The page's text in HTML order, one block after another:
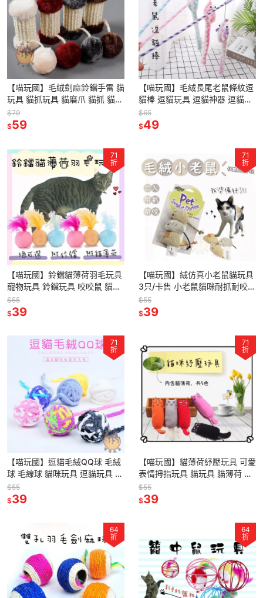
【喵玩國】毛絨劍麻鈴鐺手雷 貓
玩具 貓抓玩具 貓磨爪 貓抓 貓抓
球 貓抓板 貓紓壓玩具 逗貓玩具
羽毛玩具 球玩具
$79
$59
【喵玩國】毛絨長尾老鼠條紋逗
貓棒 逗貓玩具 逗貓神器 逗貓棒
釣竿逗貓棒
$65
$49
71
折
【喵玩國】鈴鐺貓薄荷羽毛玩具
寵物玩具 鈴鐺玩具 咬咬鼠 貓薄
荷玩具 貓草玩具 貓玩具 貓草包
貓薄荷抱枕 貓薄荷
$55
$39
71
折
【喵玩國】絨仿真小老鼠貓玩具
3只/卡售 小老鼠貓咪耐抓耐咬互
動玩具 貓玩具 寵物啃咬玩具 寵
物玩具 逗貓玩具
$55
$39
71
折
【喵玩國】逗貓毛絨QQ球 毛絨
球 毛線球 貓咪玩具 逗貓玩具 貓
玩具 逗貓球
$55
$39
71
折
【喵玩國】貓薄荷紓壓玩具 可愛
表情拇指玩具 貓玩具 貓薄荷 貓
薄荷玩具 造型貓玩具
$55
$39
64
折
64
折